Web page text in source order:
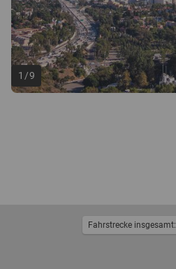
1 /9
Fahrstrecke insgesamt: